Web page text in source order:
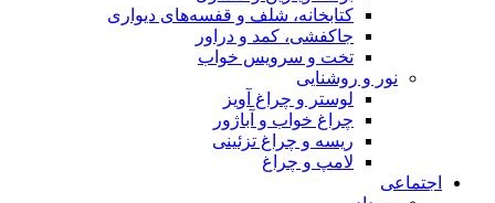
کتابخانه، شلف و قفسه‌های دیواری
جاکفشی، کمد و دراور
تخت و سرویس خواب
نور و روشنایی
لوستر و چراغ آویز
چراغ خواب و آباژور
ریسه و چراغ تزئینی
لامپ و چراغ
اجتماعی